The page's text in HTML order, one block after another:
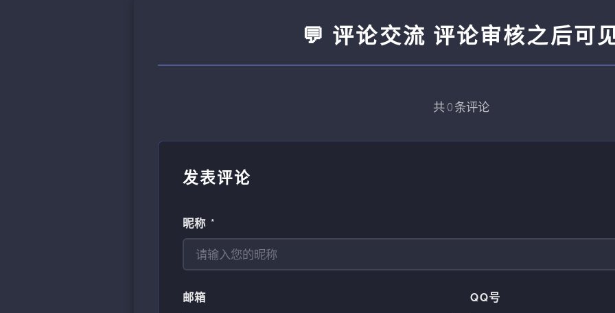
💬 评论交流 评论审核之后可
共0条评论
发表评论
昵称 *
邮箱 QQ号